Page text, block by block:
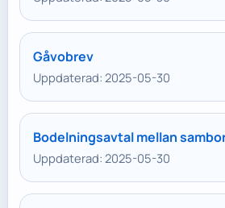
Gåvobrev
Uppdaterad: 2025-05-30
Bodelningsavtal mellan
Uppdaterad: 2025-05-30